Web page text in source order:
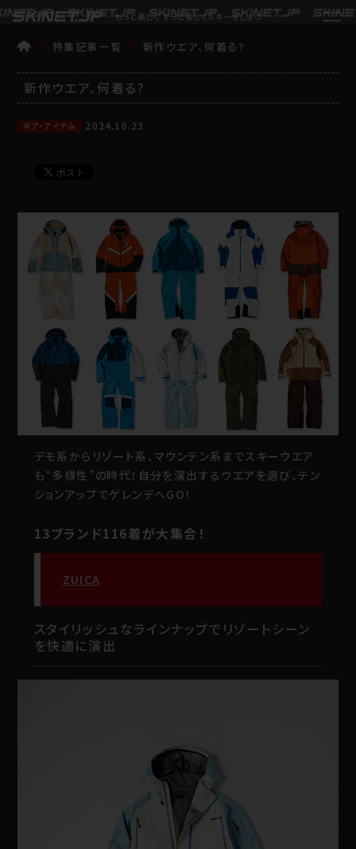
もっと楽しく ずっと楽しくスキーをしよう
TOP
特集記事一覧 新作ウエア、何着る?
新作ウエア、何着る?
ギア・アイテム 2024.10.23
デモ系からリゾート系、マウンテン系までスキーウエア
も“多様性”の時代！自分を演出するウエアを選び、テン
ションアップでゲレンデへGO！
13ブランド116着が大集合！
ZUICA
スタイリッシュなラインナップでリゾートシーン
を快適に演出